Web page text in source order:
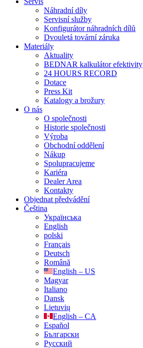
Náhradní díly
Servisní služby
Konfigurátor náhradních dílů
Dvouletá tovární záruka
Materiály
Aktuality
BEDNAR kalkulátor efektivity
24 HOURS RECORD
Dotace
Press Kit
Katalogy a brožury
O nás
O společnosti
Historie společnosti
Výroba
Obchodní oddělení
Nákup
Spolupracujeme
Kariéra
Dealer Area
Kontakty
Objednat předvádění
Čeština
Українська
English
polski
Français
Deutsch
Română
English – US
Magyar
Italiano
Dansk
Lietuvių
English – CA
Español
Български
Русский